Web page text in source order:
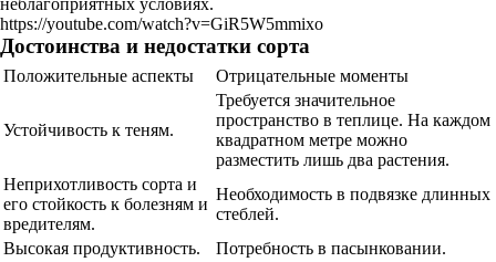
неблагоприятных условиях.
https://youtube.com/watch?v=GiR5W5mmixo
Достоинства и недостатки сорта
Положительные аспекты Отрицательные моменты
Устойчивость к теням.
Требуется значительное
пространство в теплице. На каждом
квадратном метре можно
разместить лишь два растения.
Неприхотливость сорта и
его стойкость к болезням и
вредителям.
Необходимость в подвязке длинных
стеблей.
Высокая продуктивность.
Потребность в пасынковании.